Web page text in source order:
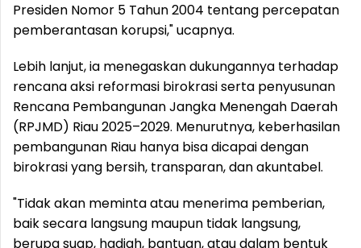
Presiden Nomor 5 Tahun 2004 tentang percepatan
pemberantasan korupsi," ucapnya.
Lebih lanjut, ia menegaskan dukungannya terhadap
rencana aksi reformasi birokrasi serta penyusunan
Rencana Pembangunan Jangka Menengah Daerah
(RPJMD) Riau 2025–2029. Menurutnya, keberhasilan
pembangunan Riau hanya bisa dicapai dengan
birokrasi yang bersih, transparan, dan akuntabel.
"Tidak akan meminta atau menerima pemberian,
baik secara langsung maupun tidak langsung,
berupa suap, hadiah, bantuan, atau dalam bentuk